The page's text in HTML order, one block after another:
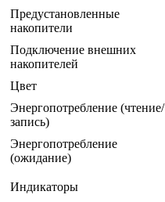
Предустановленные
накопители
Подключение внешних
накопителей
Цвет
Энергопотребление (чтение/
запись)
Энергопотребление
(ожидание)
Индикаторы